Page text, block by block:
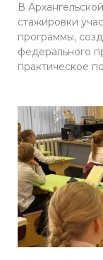
В
стажировки
программы,
федерального
практическое